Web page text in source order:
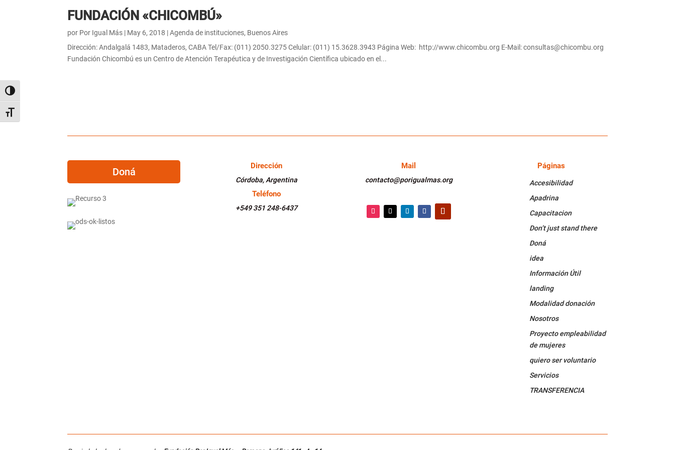
Alternar alto contraste
Alternar tamaño de letra
FUNDACIÓN «CHICOMBÚ»
por Por Igual Más | May 6, 2018 |Agenda de instituciones, Buenos Aires
Dirección: Andalgalá 1483, Mataderos, CABA Tel/Fax: (011) 2050.3275 Celular: (011) 15.3628.3943 Página Web: http://www.chicombu.org E-Mail: consultas@chicombu.org
Fundación Chicombú es un Centro de Atención Terapéutica y de Investigación Científica ubicado en el...
Doná Dirección
Córdoba, Argentina
Teléfono
+549 351 248-6437
Mail
contacto@porigualmas.org
Facebook
Páginas
Accesibilidad
Apadrina
Capacitacion
Don’t just stand there
Doná
idea
Información Útil
landing
Modalidad donación
Nosotros
Proyecto empleabilidad
de mujeres
quiero ser voluntario
Servicios
TRANSFERENCIA